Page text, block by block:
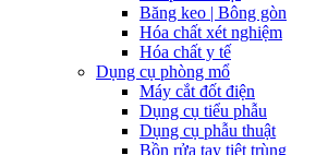
Băng keo | Bông gòn
Hóa chất xét nghiệm
Hóa chất y tế
Dụng cụ phòng mổ
Máy cắt đốt điện
Dụng cụ tiểu phẫu
Dụng cụ phẫu thuật
Bồn rửa tay tiệt trùng